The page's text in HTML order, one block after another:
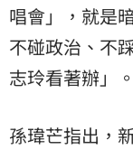
唱會」，就是
不碰政治、不
志玲看著辦」。
孫瑋芒指出，